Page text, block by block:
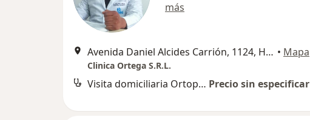
más
Avenida Daniel Alcides Carrión, 1124, Huancayo • Mapa
Clinica Ortega S.R.L.
Visita domiciliaria Ortopedia y Traumatología Precio sin especificar